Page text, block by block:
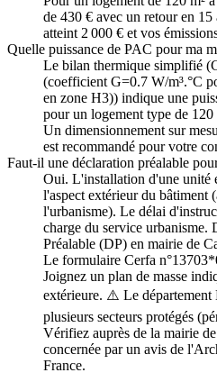
de 430 € avec un retour en
atteint 2 000 € et vos
Quelle puissance de PAC pour ma
Le bilan thermique simplifié
(coefficient G=0.7 W/m³.°C
en zone H3)) indique une
pour un logement type de
Un dimensionnement sur
est recommandé pour votre
Faut-il une déclaration préalable
Oui. L'installation d'une unité
l'aspect extérieur du bâtiment
l'urbanisme). Le délai
charge du service urbanisme.
Préalable (DP) en mairie de
Le formulaire Cerfa
Joignez un plan de masse
extérieure. ⚠️ Le département
plusieurs secteurs protégés
Vérifiez auprès de la mairie
concernée par un avis de
France.